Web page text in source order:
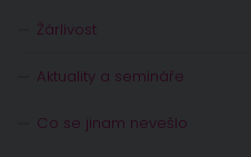
Žárlivost
Aktuality a semináře
Co se jinam nevešlo